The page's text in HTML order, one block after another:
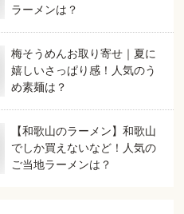
ラーメンは？
梅そうめんお取り寄せ｜夏に
嬉しいさっぱり感！人気のう
め素麺は？
【和歌山のラーメン】和歌山
でしか買えないなど！人気の
ご当地ラーメンは？